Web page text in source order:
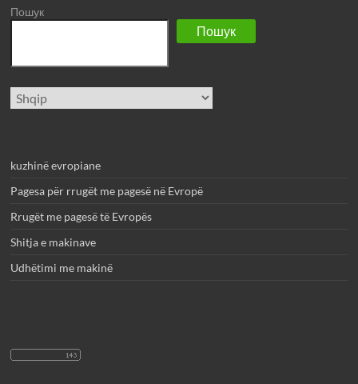
Пошук
Пошук
Zgjidhni
gjuhë
kuzhinë evropiane
Pagesa për rrugët me pagesë në Evropë
Rrugët me pagesë të Evropës
Shitja e makinave
Udhëtimi me makinë